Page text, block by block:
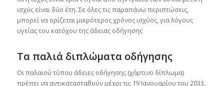
ισχύς είναι δύο έτη. Σε όλες τις παραπάνω περιπτώσεις,
μπορεί να ορίζεται μικρότερος χρόνος ισχύος, για λόγους
υγείας του κατόχου της άδειας οδήγησης
Τα παλιά διπλώματα οδήγησης
Οι παλαιού τύπου άδειες οδήγησης (χάρτινο δίπλωμα)
πρέπει να αντικατασταθούν μέχρι τις 19 Ιανουαρίου του 2033,